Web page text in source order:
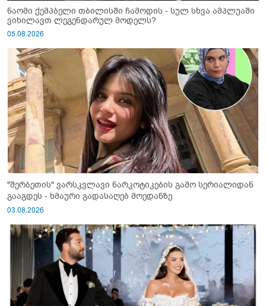
ნაომი ქემპბელი თბილისში ჩამოდის - სულ სხვა ამპლუაში
ვიხილავთ ლეგენდარულ მოდელს?
05.08.2026
"შერბეთის" ვარსკვლავი ნარკოტიკების გამო სერიალიდან
გააგდეს - ხმაური გადასაღებ მოედანზე
03.08.2026